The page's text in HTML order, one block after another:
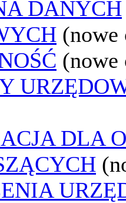
DANYCH
(nowe
(nowe
DLA